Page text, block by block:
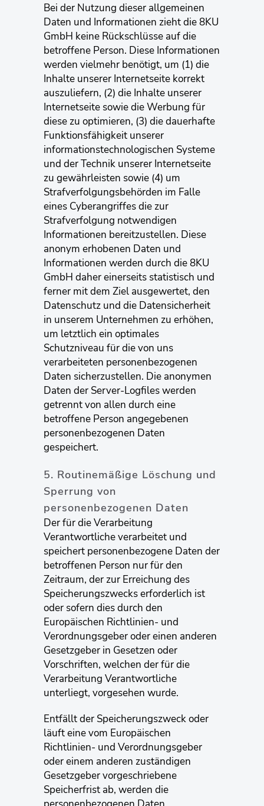
Bei der Nutzung dieser allgemeinen
Daten und Informationen zieht die 8KU
GmbH keine Rückschlüsse auf die
betroffene Person. Diese Informationen
werden vielmehr benötigt, um (1) die
Inhalte unserer Internetseite korrekt
auszuliefern, (2) die Inhalte unserer
Internetseite sowie die Werbung für
diese zu optimieren, (3) die dauerhafte
Funktionsfähigkeit unserer
informationstechnologischen Systeme
und der Technik unserer Internetseite
zu gewährleisten sowie (4) um
Strafverfolgungsbehörden im Falle
eines Cyberangriffes die zur
Strafverfolgung notwendigen
Informationen bereitzustellen. Diese
anonym erhobenen Daten und
Informationen werden durch die 8KU
GmbH daher einerseits statistisch und
ferner mit dem Ziel ausgewertet, den
Datenschutz und die Datensicherheit
in unserem Unternehmen zu erhöhen,
um letztlich ein optimales
Schutzniveau für die von uns
verarbeiteten personenbezogenen
Daten sicherzustellen. Die anonymen
Daten der Server-Logfiles werden
getrennt von allen durch eine
betroffene Person angegebenen
personenbezogenen Daten
gespeichert.
5. Routinemäßige Löschung und
Sperrung von
personenbezogenen Daten
Der für die Verarbeitung
Verantwortliche verarbeitet und
speichert personenbezogene Daten der
betroffenen Person nur für den
Zeitraum, der zur Erreichung des
Speicherungszwecks erforderlich ist
oder sofern dies durch den
Europäischen Richtlinien- und
Verordnungsgeber oder einen anderen
Gesetzgeber in Gesetzen oder
Vorschriften, welchen der für die
Verarbeitung Verantwortliche
unterliegt, vorgesehen wurde.
Entfällt der Speicherungszweck oder
läuft eine vom Europäischen
Richtlinien- und Verordnungsgeber
oder einem anderen zuständigen
Gesetzgeber vorgeschriebene
Speicherfrist ab, werden die